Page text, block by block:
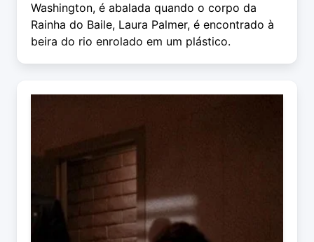
Washington, é abalada quando o corpo da
Rainha do Baile, Laura Palmer, é encontrado à
beira do rio enrolado em um plástico.